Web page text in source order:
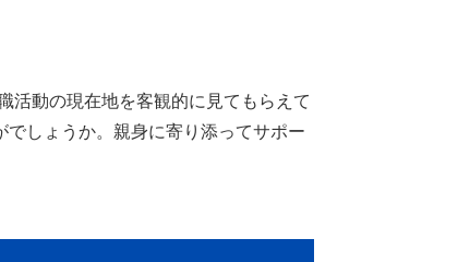
活動の現在地を客観的に見てもらえて
しょうか。親身に寄り添ってサポー